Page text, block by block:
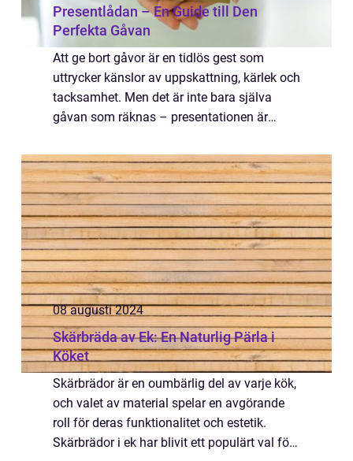
Presentlådan – En Guide till Den
Perfekta Gåvan
Att ge bort gåvor är en tidlös gest som
uttrycker känslor av uppskattning, kärlek och
tacksamhet. Men det är inte bara själva
gåvan som räknas – presentationen är
08 augusti 2024
Skärbräda av Ek: En Naturlig Pärla i
Köket
Skärbrädor är en oumbärlig del av varje kök,
och valet av material spelar en avgörande
roll för deras funktionalitet och estetik.
Skärbrädor i ek har blivit ett populärt val för